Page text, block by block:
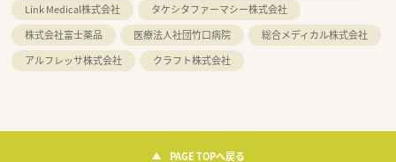
Link Medical株式会社
タケシタファーマシー株式会社
株式会社富士薬品
医療法人社団竹口病院
総合メディカル株式会社
アルフレッサ株式会社
クラフト株式会社
PAGE TOPへ戻る